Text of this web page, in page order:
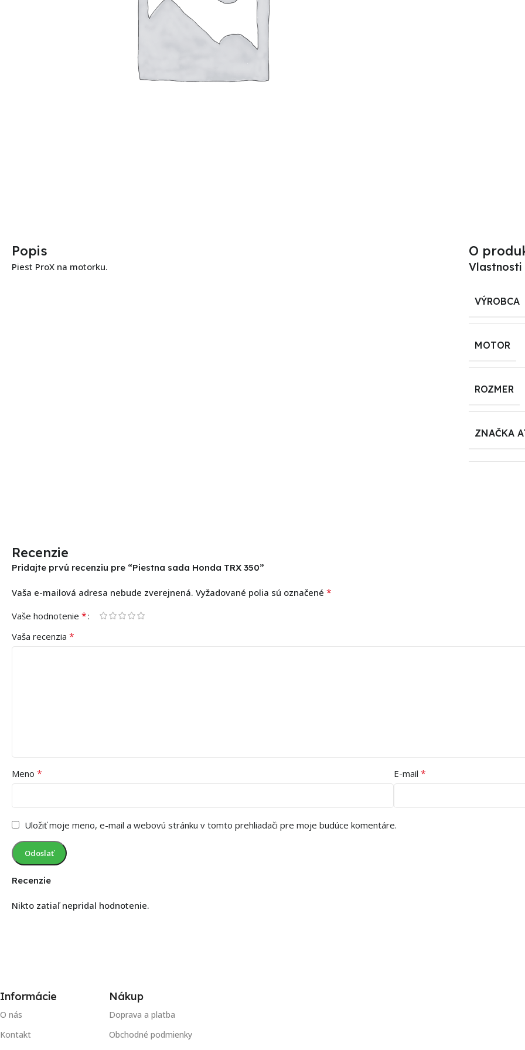
Popis
Piest ProX na motorku.
O
Vlastnosti
VÝROBCA
MOTOR
ROZMER
ZNAČKA
Recenzie
Recenzie
Nikto zatiaľ nepridal hodnotenie.
Pridajte prvú recenziu pre “Piestna sada Honda TRX 350”
Vaša e-mailová adresa nebude zverejnená. Vyžadované polia sú označené *
Vaše hodnotenie *
Vaša recenzia *
Meno * E-mail *
Uložiť moje meno, e-mail a webovú stránku v tomto prehliadači pre moje budúce komentáre.
Informácie
O nás
Kontakt
Nákup
Doprava a platba
Obchodné podmienky